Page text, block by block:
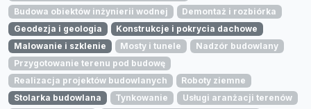
Budowa obiektów inżynierii wodnej
Demontaż i rozbiórka
Geodezja i geologia
Konstrukcje i pokrycia dachowe
Malowanie i szklenie
Mosty i tunele
Nadzór budowlany
Przygotowanie terenu pod budowę
Realizacja projektów budowlanych
Roboty ziemne
Stolarka budowlana
Tynkowanie
Usługi aranżacji terenów